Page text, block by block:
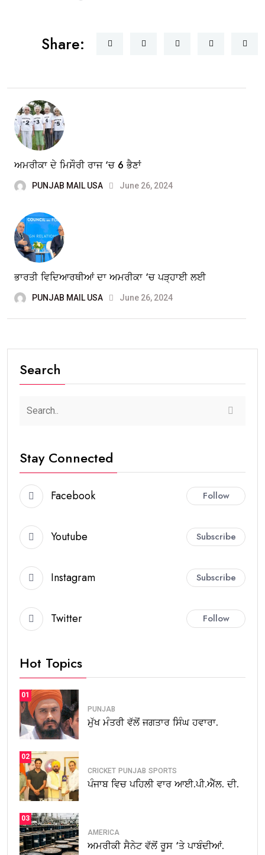
Share:
ਅਮਰੀਕਾ ਦੇ ਮਿਸੌਰੀ ਰਾਜ ‘ਚ 6 ਭੈਣਾਂ
PUNJAB MAIL USA June 26, 2024
ਭਾਰਤੀ ਵਿਦਿਆਰਥੀਆਂ ਦਾ ਅਮਰੀਕਾ ‘ਚ ਪੜ੍ਹਾਈ ਲਈ
PUNJAB MAIL USA June 26, 2024
Search
Stay Connected
Facebook Follow
Youtube Subscribe
Instagram Subscribe
Twitter Follow
Hot Topics
01
PUNJAB
ਮੁੱਖ ਮੰਤਰੀ ਵੱਲੋਂ ਜਗਤਾਰ ਸਿੰਘ ਹਵਾਰਾ.
02
CRICKET PUNJAB SPORTS
ਪੰਜਾਬ ਵਿਚ ਪਹਿਲੀ ਵਾਰ ਆਈ.ਪੀ.ਐੱਲ. ਦੀ.
03
AMERICA
ਅਮਰੀਕੀ ਸੈਨੇਟ ਵੱਲੋਂ ਰੂਸ ‘ਤੇ ਪਾਬੰਦੀਆਂ.